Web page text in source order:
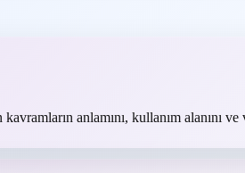
anlamını, kullanım alanını